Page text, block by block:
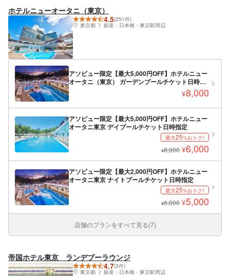
ホテルニューオータニ（東京）
4.5(251件)
東京都
銀座・日本橋・東京駅周辺
アソビュー限定【最大5,000円OFF】ホテルニュー
オータニ（東京） ガーデンプールチケット日時指
¥8,000
アソビュー限定【最大5,000円OFF】ホテルニュー
オータニ東京 デイプールチケット日時指定
最大25%おトク!
¥8,000 ¥6,000
アソビュー限定【最大2,000円OFF】ホテルニュー
オータニ東京 ナイトプールチケット日時指定
最大25%おトク!
¥6,000 ¥5,000
店舗のプランをすべて見る(7)
帝国ホテル東京 ランデブーラウンジ
4.7(3件)
東京都
銀座・日本橋・東京駅周辺